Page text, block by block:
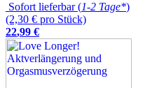
Sofort lieferbar (1-2 Tage*)
(2,30 € pro Stück)
22,99 €